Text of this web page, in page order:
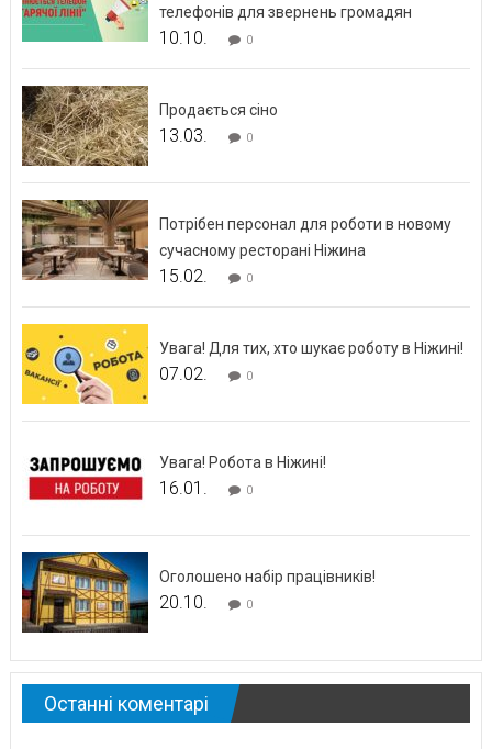
телефонів для звернень громадян
10.10. 0
Продається сіно
13.03. 0
Потрібен персонал для роботи в новому
сучасному ресторані Ніжина
15.02. 0
Увага! Для тих, хто шукає роботу в Ніжині!
07.02. 0
Увага! Робота в Ніжині!
16.01. 0
Оголошено набір працівників!
20.10. 0
Останні коментарі